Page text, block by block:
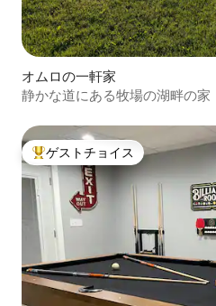
オムロの一軒家
静かな道にある牧場の湖畔の家
大好評のゲストチョイスです。
ゲストチョイス